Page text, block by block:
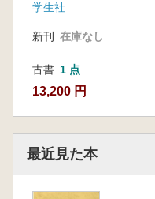
学生社
新刊 在庫なし
古書 1 点
13,200 円
最近見た本